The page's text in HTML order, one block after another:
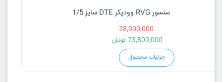
سنسور RVG وودپکر DTE سایز 1/5
78,900,000
73,800,000 تومان
جزئیات محصول